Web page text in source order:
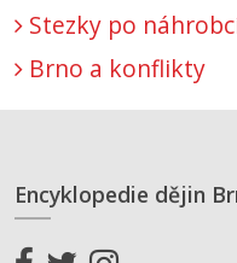
Stezky po
Brno a konflikty
Encyklopedie dějin